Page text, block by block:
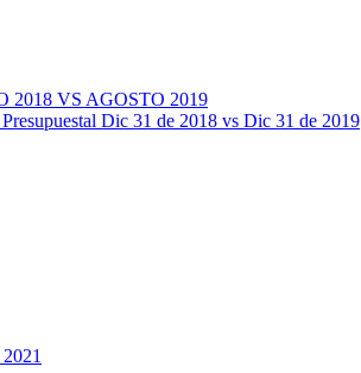
VS AGOSTO 2019
Dic 31 de 2018 vs Dic 31 de 2019